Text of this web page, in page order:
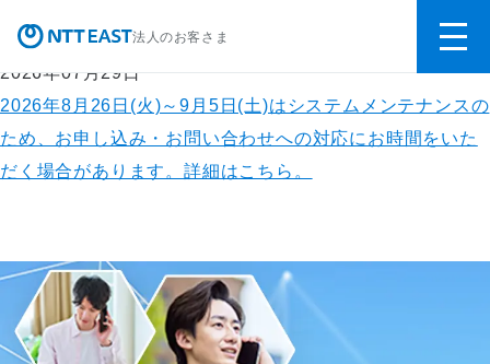
2026年07月29日
2026年8月26日(火)～9月5日(土)はシステムメンテナンスの
ため、お申し込み・お問い合わせへの対応にお時間をいた
だく場合があります。詳細はこちら。
法人のお客さま
無料相談